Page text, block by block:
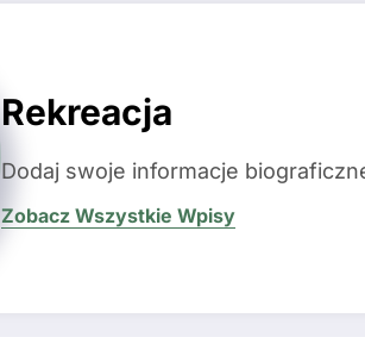
Rekreacja
Dodaj swoje informacje
Zobacz Wszystkie Wpisy